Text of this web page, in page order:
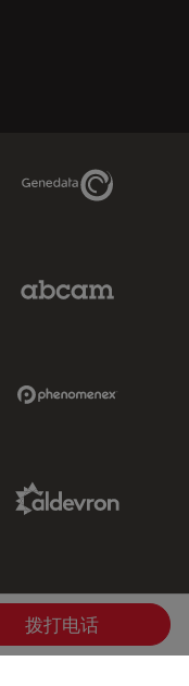
Genedata Link
拨打电话